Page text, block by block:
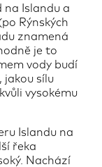
na Islandu a
Rýnských
znamená
je to
vody budí
jakou sílu
vysokému
Islandu na
řeka
Nachází